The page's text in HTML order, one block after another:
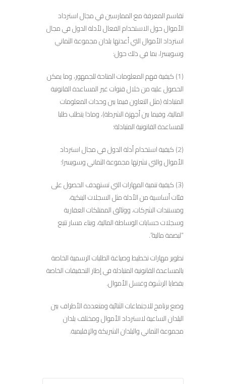
تقاسم المعرفة مع الممارسين في مجال استرداد
الأموال حول الاستخدام الفعال لأدلة الدول في مجال
استرداد الأموال التي أعدتها بلدان مجموعة الثماني
وسويسرا، بما في ذلك حول:
(1) كيفية فهم المعلومات المتاحة للجمهور، وما يمكن
الحصول عليه من خلال قنوات غير المساعدة القانونية
المتبادلة (مثل التعاون فيما بين وحدات المعلومات
المالية، وفيما بين أجهزة الشرطة)، وماذا يتطلب طلبا
للمساعدة القانونية المتبادلة؛
(2) كيفية استخدام أدلة الدول في مجال استرداد
الأموال والتي نشرتها مجموعة الثماني وسويسرا؛
(3) كيفية تنمية المهارات التي تستهدف الحصول على
فئات أساسية من الأدلة مثل السجلات البنكية،
ومستندات الشركات، ووثائق الممتلكات العقارية
وسجلات حسابات الوساطة المالية، وبناء مسار تتبع
“لبصمة مالية”.
تطوير مهارات تخطيط وصياغة الطلبات الرسمية الخاصة
بالمساعدة القانونية المتبادلة في إطار التحقيقات الخاصة
بقضايا الرشوة وغسل الأموال.
وضع برنامج للاجتماعات الثنائية ومتعددة الأطراف بين
البلدان الساعية لاسترداد الأموال ومختلف بلدان
مجموعة الثماني والبلدان الشريكة والإقليمية.